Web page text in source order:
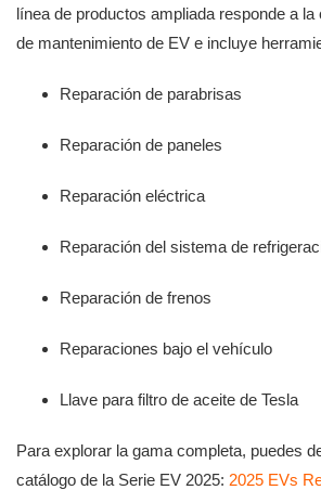
línea de productos ampliada responde a
de mantenimiento de EV e incluye
Reparación de parabrisas
Reparación de paneles
Reparación eléctrica
Reparación del sistema de
Reparación de frenos
Reparaciones bajo el vehículo
Llave para filtro de aceite de Tesla
Para explorar la gama completa, puedes
catálogo de la Serie EV 2025: 2025 EVs